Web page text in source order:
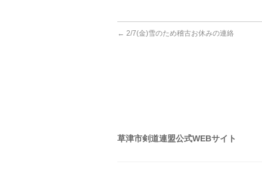
← 2/7(金)雪のため稽古お休みの連絡
草津市剣道連盟公式WEBサイト